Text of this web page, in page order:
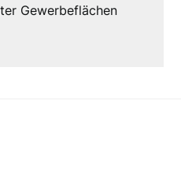
Gewerbeflächen